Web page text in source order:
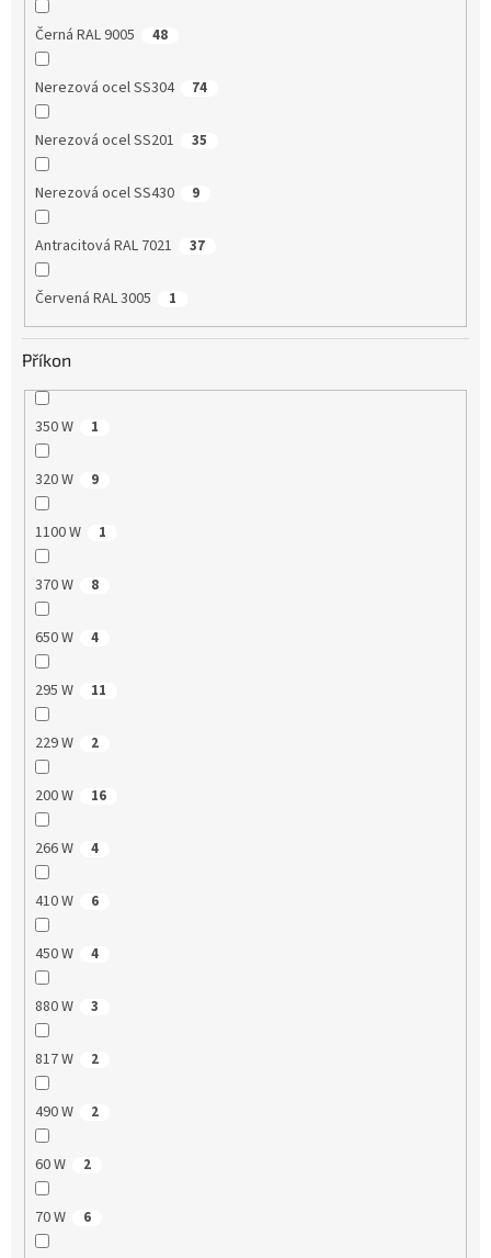
Černá RAL 9005 48
Nerezová ocel SS304 74
Nerezová ocel SS201 35
Nerezová ocel SS430 9
Antracitová RAL 7021 37
Červená RAL 3005 1
Příkon
350 W 1
320 W 9
1100 W 1
370 W 8
650 W 4
295 W 11
229 W 2
200 W 16
266 W 4
410 W 6
450 W 4
880 W 3
817 W 2
490 W 2
60 W 2
70 W 6